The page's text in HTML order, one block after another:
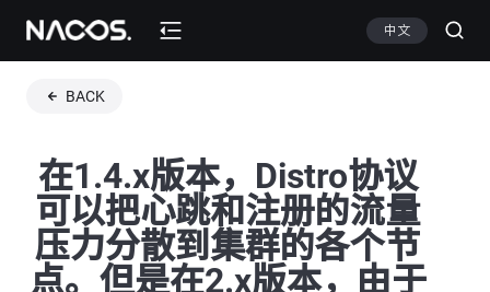
中文
BACK
在1.4.x版本，Distro协议
可以把心跳和注册的流量
压力分散到集群的各个节
点。但是在2.x版本，由于